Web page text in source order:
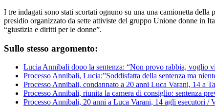
I tre indagati sono stati scortati ognuno su una una camionetta
presidio organizzato da sette attiviste del gruppo Unione donne in
“giustizia e diritti per le donne”.
Sullo stesso argomento:
Lucia Annibali dopo la sentenza: “Non provo rabbia, voglio
Processo Annibali, Lucia:”Soddisfatta della sentenza ma
Processo Annibali, condannato a 20 anni Luca Varani, 14 a
Processo Annibali, riunita la camera di consiglio: sentenza
Processo Annibali, 20 anni a Luca Varani, 14 agli esecutori /